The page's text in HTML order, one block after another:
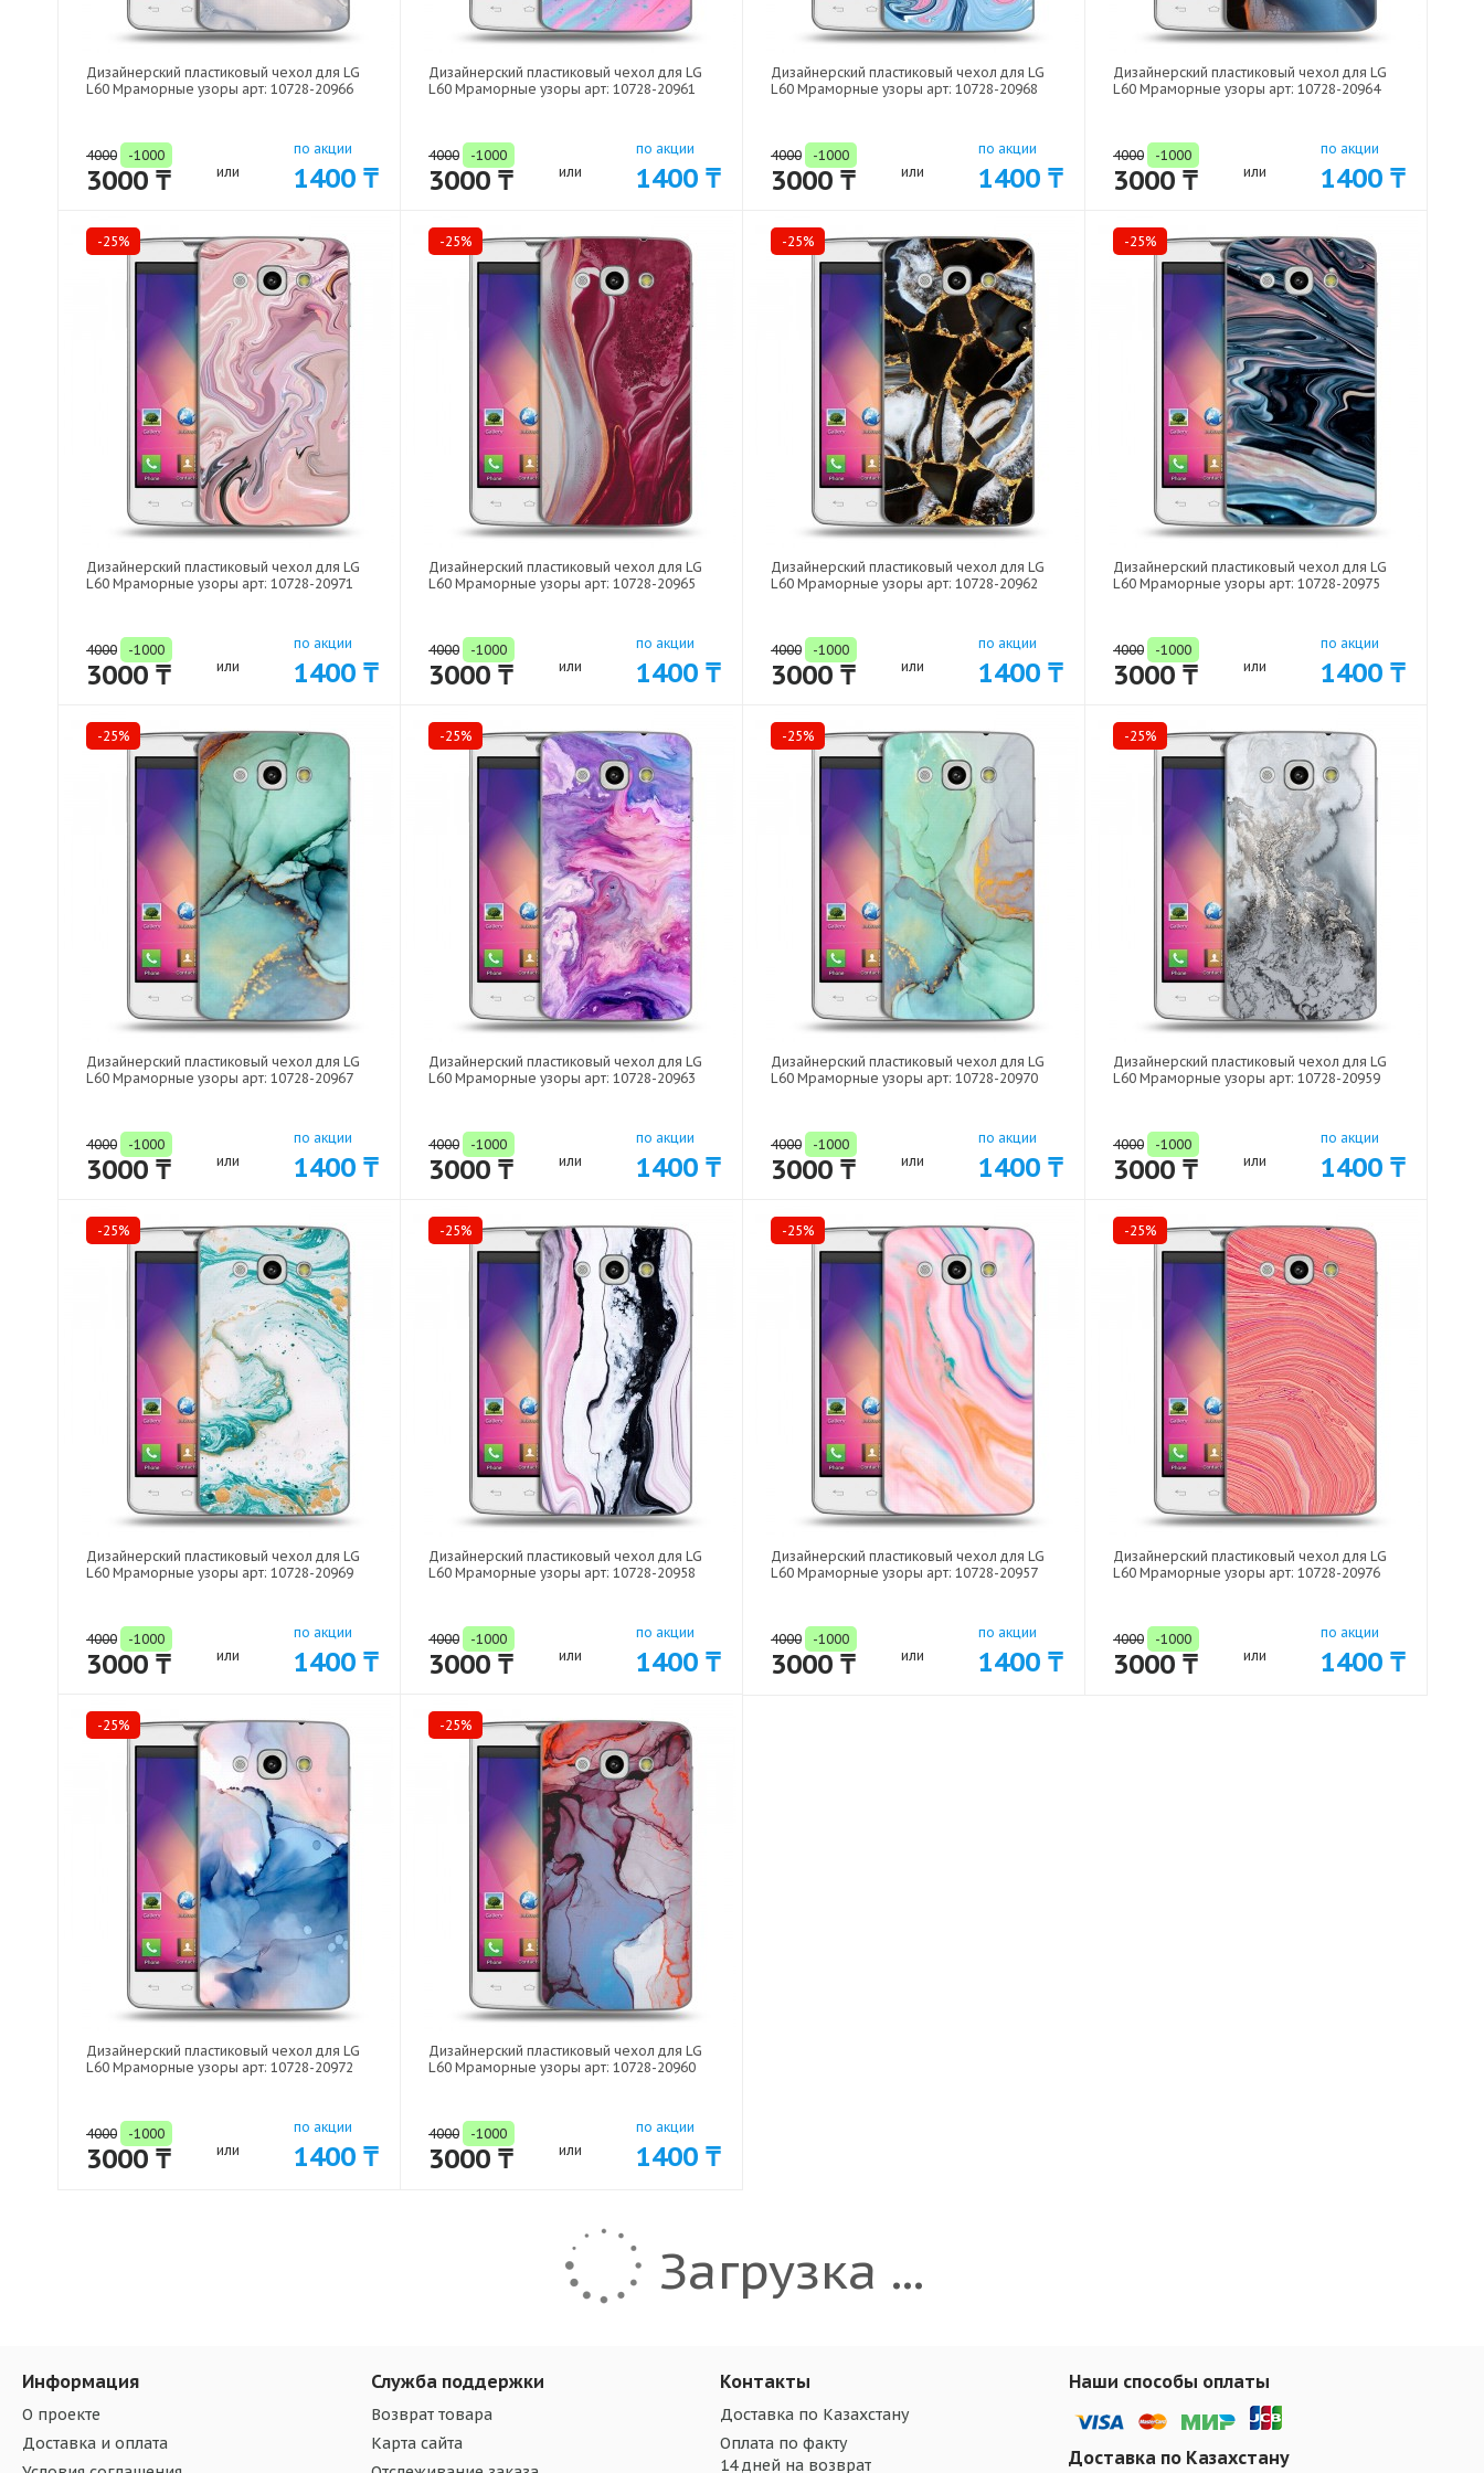
Дизайнерский пластиковый чехол для LG
L60 Мраморные узоры арт: 10728-20966
4000 -1000
3000 ₸ или
по акции
1400 ₸
Дизайнерский пластиковый чехол для LG
L60 Мраморные узоры арт: 10728-20961
4000 -1000
3000 ₸ или
по акции
1400 ₸
Дизайнерский пластиковый чехол для LG
L60 Мраморные узоры арт: 10728-20968
4000 -1000
3000 ₸ или
по акции
1400 ₸
Дизайнерский пластиковый чехол для LG
L60 Мраморные узоры арт: 10728-20964
4000 -1000
3000 ₸ или
по акции
1400 ₸
-25%
Дизайнерский пластиковый чехол для LG
L60 Мраморные узоры арт: 10728-20971
4000 -1000
3000 ₸ или
по акции
1400 ₸
-25%
Дизайнерский пластиковый чехол для LG
L60 Мраморные узоры арт: 10728-20965
4000 -1000
3000 ₸ или
по акции
1400 ₸
-25%
Дизайнерский пластиковый чехол для LG
L60 Мраморные узоры арт: 10728-20962
4000 -1000
3000 ₸ или
по акции
1400 ₸
-25%
Дизайнерский пластиковый чехол для LG
L60 Мраморные узоры арт: 10728-20975
4000 -1000
3000 ₸ или
по акции
1400 ₸
-25%
Дизайнерский пластиковый чехол для LG
L60 Мраморные узоры арт: 10728-20967
4000 -1000
3000 ₸ или
по акции
1400 ₸
-25%
Дизайнерский пластиковый чехол для LG
L60 Мраморные узоры арт: 10728-20963
4000 -1000
3000 ₸ или
по акции
1400 ₸
-25%
Дизайнерский пластиковый чехол для LG
L60 Мраморные узоры арт: 10728-20970
4000 -1000
3000 ₸ или
по акции
1400 ₸
-25%
Дизайнерский пластиковый чехол для LG
L60 Мраморные узоры арт: 10728-20959
4000 -1000
3000 ₸ или
по акции
1400 ₸
-25%
Дизайнерский пластиковый чехол для LG
L60 Мраморные узоры арт: 10728-20969
4000 -1000
3000 ₸ или
по акции
1400 ₸
-25%
Дизайнерский пластиковый чехол для LG
L60 Мраморные узоры арт: 10728-20958
4000 -1000
3000 ₸ или
по акции
1400 ₸
-25%
Дизайнерский пластиковый чехол для LG
L60 Мраморные узоры арт: 10728-20957
4000 -1000
3000 ₸ или
по акции
1400 ₸
-25%
Дизайнерский пластиковый чехол для LG
L60 Мраморные узоры арт: 10728-20976
4000 -1000
3000 ₸ или
по акции
1400 ₸
-25%
Дизайнерский пластиковый чехол для LG
L60 Мраморные узоры арт: 10728-20972
4000 -1000
3000 ₸ или
по акции
1400 ₸
-25%
Дизайнерский пластиковый чехол для LG
L60 Мраморные узоры арт: 10728-20960
4000 -1000
3000 ₸ или
по акции
1400 ₸
Загрузка ...
Информация
О проекте
Доставка и оплата
Служба поддержки
Возврат товара
Карта сайта
Контакты
Доставка по Казахстану
Оплата по факту
14 дней на возврат
Наши способы оплаты
Доставка по Казахстану